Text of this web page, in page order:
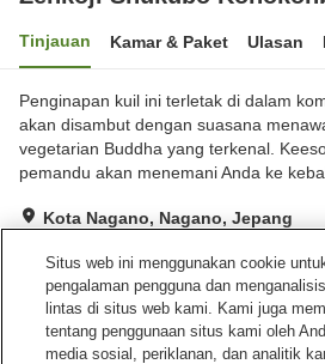
Tinjauan Kamar & Paket Ulasan
Penginapan kuil ini terletak di dalam
akan disambut dengan suasana
vegetarian Buddha yang terkenal.
pemandu akan menemani Anda ke
Kota Nagano, Nagano, Jepang
Luar biasa Ulasan:56
Fasilitas properti
Situs web ini menggunakan cookie
pengalaman pengguna dan
lintas di situs web kami. Kami juga
tentang penggunaan situs kami oleh
media sosial, periklanan, dan analitik